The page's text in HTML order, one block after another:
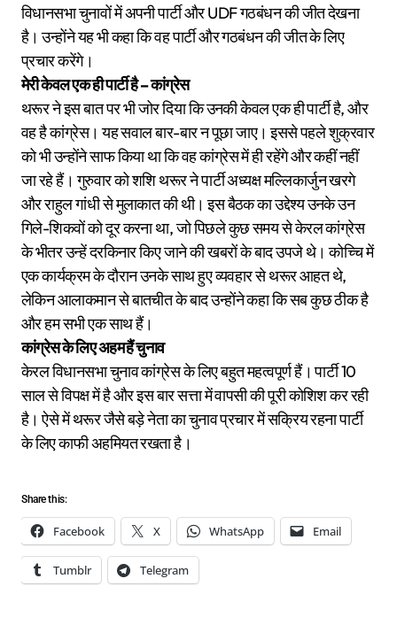
विधानसभा चुनावों में अपनी पार्टी और UDF गठबंधन की जीत देखना
है। उन्होंने यह भी कहा कि वह पार्टी और गठबंधन की जीत के लिए
प्रचार करेंगे।
मेरी केवल एक ही पार्टी है – कांग्रेस
थरूर ने इस बात पर भी जोर दिया कि उनकी केवल एक ही पार्टी है, और
वह है कांग्रेस। यह सवाल बार-बार न पूछा जाए। इससे पहले शुक्रवार
को भी उन्होंने साफ किया था कि वह कांग्रेस में ही रहेंगे और कहीं नहीं
जा रहे हैं। गुरुवार को शशि थरूर ने पार्टी अध्यक्ष मल्लिकार्जुन खरगे
और राहुल गांधी से मुलाकात की थी। इस बैठक का उद्देश्य उनके उन
गिले-शिकवों को दूर करना था, जो पिछले कुछ समय से केरल कांग्रेस
के भीतर उन्हें दरकिनार किए जाने की खबरों के बाद उपजे थे। कोच्चि में
एक कार्यक्रम के दौरान उनके साथ हुए व्यवहार से थरूर आहत थे,
लेकिन आलाकमान से बातचीत के बाद उन्होंने कहा कि सब कुछ ठीक है
और हम सभी एक साथ हैं।
कांग्रेस के लिए अहम हैं चुनाव
केरल विधानसभा चुनाव कांग्रेस के लिए बहुत महत्वपूर्ण हैं। पार्टी 10
साल से विपक्ष में है और इस बार सत्ता में वापसी की पूरी कोशिश कर रही
है। ऐसे में थरूर जैसे बड़े नेता का चुनाव प्रचार में सक्रिय रहना पार्टी
के लिए काफी अहमियत रखता है।
Share this:
Facebook X WhatsApp Email
Tumblr Telegram